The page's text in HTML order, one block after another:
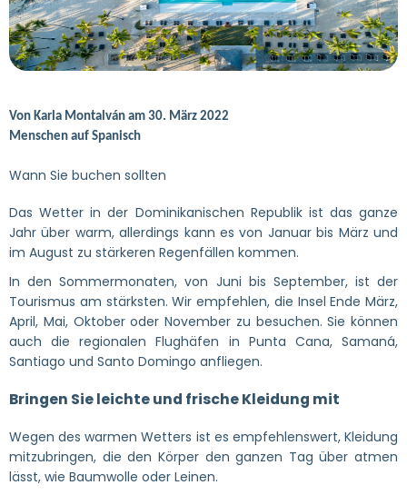
Von Karla Montalván am 30. März 2022
Menschen auf Spanisch
Wann Sie buchen sollten
Das Wetter in der Dominikanischen Republik ist das ganze
Jahr über warm, allerdings kann es von Januar bis März und
im August zu stärkeren Regenfällen kommen.
In den Sommermonaten, von Juni bis September, ist der
Tourismus am stärksten. Wir empfehlen, die Insel Ende März,
April, Mai, Oktober oder November zu besuchen. Sie können
auch die regionalen Flughäfen in Punta Cana, Samaná,
Santiago und Santo Domingo anfliegen.
Bringen Sie leichte und frische Kleidung mit
Wegen des warmen Wetters ist es empfehlenswert, Kleidung
mitzubringen, die den Körper den ganzen Tag über atmen
lässt, wie Baumwolle oder Leinen.